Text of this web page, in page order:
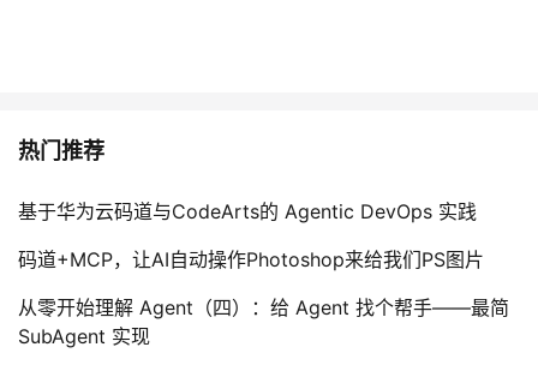
热门推荐
基于华为云码道与CodeArts的 Agentic DevOps 实践
码道+MCP，让AI自动操作Photoshop来给我们PS图片
从零开始理解 Agent（四）：给 Agent 找个帮手——最简
SubAgent 实现